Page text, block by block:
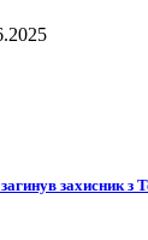
захисник з